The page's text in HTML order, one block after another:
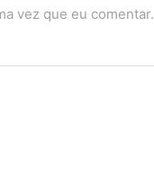
vez que eu comentar.